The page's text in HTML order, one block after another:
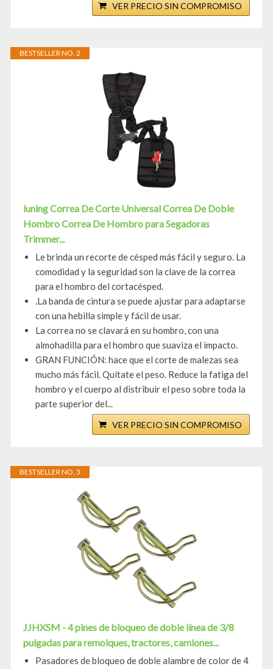
VER PRECIO SIN COMPROMISO
BESTSELLER NO. 2
luning Correa De Corte Universal Correa De Doble
Hombro Correa De Hombro para Segadoras
Trimmer...
Le brinda un recorte de césped más fácil y seguro. La
comodidad y la seguridad son la clave de la correa
para el hombro del cortacésped.
.La banda de cintura se puede ajustar para adaptarse
con una hebilla simple y fácil de usar.
La correa no se clavará en su hombro, con una
almohadilla para el hombro que suaviza el impacto.
GRAN FUNCIÓN: hace que el corte de malezas sea
mucho más fácil. Quítate el peso. Reduce la fatiga del
hombro y el cuerpo al distribuir el peso sobre toda la
parte superior del...
VER PRECIO SIN COMPROMISO
BESTSELLER NO. 3
JJHXSM - 4 pines de bloqueo de doble línea de 3/8
pulgadas para remolques, tractores, camiones...
Pasadores de bloqueo de doble alambre de color de 4